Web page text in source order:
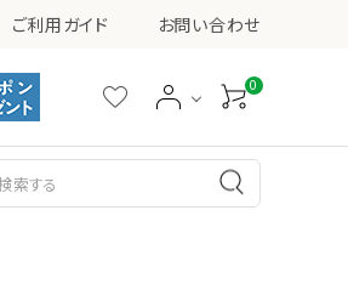
ご利用ガイド お問い合わせ
0